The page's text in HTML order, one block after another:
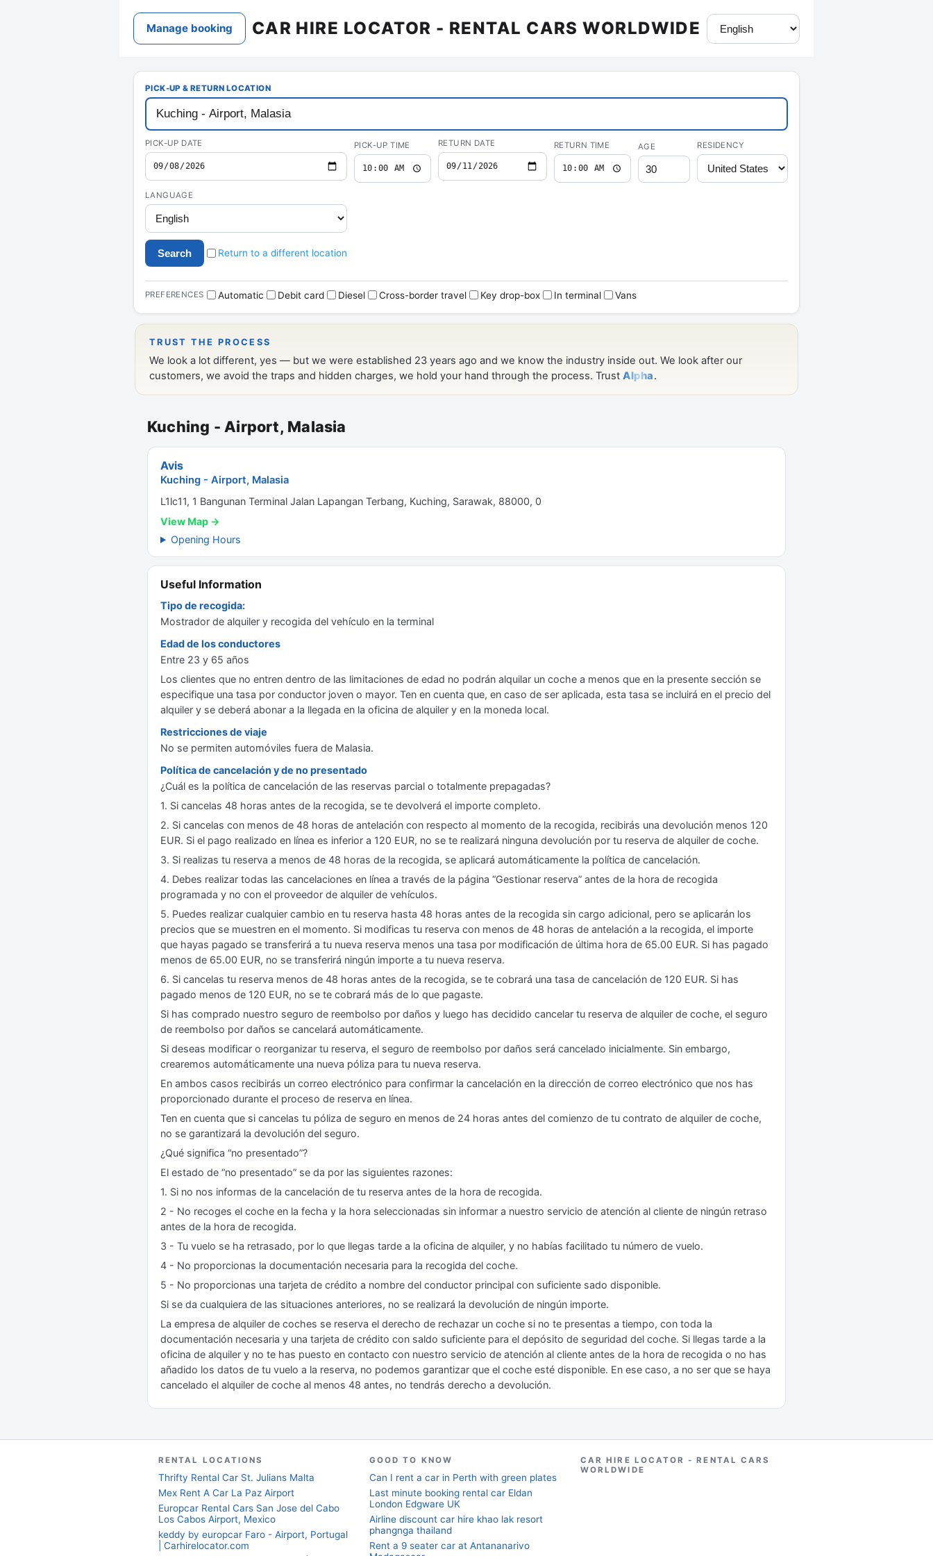
Kuching - Airport, Malasia
Avis
Kuching - Airport, Malasia
L1lc11, 1 Bangunan Terminal Jalan Lapangan Terbang, Kuching, Sarawak, 88000, 0
View Map →
Opening Hours
Useful Information
Tipo de recogida:
Mostrador de alquiler y recogida del vehículo en la terminal
Edad de los conductores
Entre 23 y 65 años
Los clientes que no entren dentro de las limitaciones de edad no podrán alquilar un coche a menos que en la presente sección se
especifique una tasa por conductor joven o mayor. Ten en cuenta que, en caso de ser aplicada, esta tasa se incluirá en el precio del
alquiler y se deberá abonar a la llegada en la oficina de alquiler y en la moneda local.
Restricciones de viaje
No se permiten automóviles fuera de Malasia.
Política de cancelación y de no presentado
¿Cuál es la política de cancelación de las reservas parcial o totalmente prepagadas?
1. Si cancelas 48 horas antes de la recogida, se te devolverá el importe completo.
2. Si cancelas con menos de 48 horas de antelación con respecto al momento de la recogida, recibirás una devolución menos 120
EUR. Si el pago realizado en línea es inferior a 120 EUR, no se te realizará ninguna devolución por tu reserva de alquiler de coche.
3. Si realizas tu reserva a menos de 48 horas de la recogida, se aplicará automáticamente la política de cancelación.
4. Debes realizar todas las cancelaciones en línea a través de la página “Gestionar reserva” antes de la hora de recogida
programada y no con el proveedor de alquiler de vehículos.
5. Puedes realizar cualquier cambio en tu reserva hasta 48 horas antes de la recogida sin cargo adicional, pero se aplicarán los
precios que se muestren en el momento. Si modificas tu reserva con menos de 48 horas de antelación a la recogida, el importe
que hayas pagado se transferirá a tu nueva reserva menos una tasa por modificación de última hora de 65.00 EUR. Si has pagado
menos de 65.00 EUR, no se transferirá ningún importe a tu nueva reserva.
6. Si cancelas tu reserva menos de 48 horas antes de la recogida, se te cobrará una tasa de cancelación de 120 EUR. Si has
pagado menos de 120 EUR, no se te cobrará más de lo que pagaste.
Si has comprado nuestro seguro de reembolso por daños y luego has decidido cancelar tu reserva de alquiler de coche, el seguro
de reembolso por daños se cancelará automáticamente.
Si deseas modificar o reorganizar tu reserva, el seguro de reembolso por daños será cancelado inicialmente. Sin embargo,
crearemos automáticamente una nueva póliza para tu nueva reserva.
En ambos casos recibirás un correo electrónico para confirmar la cancelación en la dirección de correo electrónico que nos has
proporcionado durante el proceso de reserva en línea.
Ten en cuenta que si cancelas tu póliza de seguro en menos de 24 horas antes del comienzo de tu contrato de alquiler de coche,
no se garantizará la devolución del seguro.
¿Qué significa “no presentado”?
El estado de “no presentado” se da por las siguientes razones:
1. Si no nos informas de la cancelación de tu reserva antes de la hora de recogida.
2 - No recoges el coche en la fecha y la hora seleccionadas sin informar a nuestro servicio de atención al cliente de ningún retraso
antes de la hora de recogida.
3 - Tu vuelo se ha retrasado, por lo que llegas tarde a la oficina de alquiler, y no habías facilitado tu número de vuelo.
4 - No proporcionas la documentación necesaria para la recogida del coche.
5 - No proporcionas una tarjeta de crédito a nombre del conductor principal con suficiente sado disponible.
Si se da cualquiera de las situaciones anteriores, no se realizará la devolución de ningún importe.
La empresa de alquiler de coches se reserva el derecho de rechazar un coche si no te presentas a tiempo, con toda la
documentación necesaria y una tarjeta de crédito con saldo suficiente para el depósito de seguridad del coche. Si llegas tarde a la
oficina de alquiler y no te has puesto en contacto con nuestro servicio de atención al cliente antes de la hora de recogida o no has
añadido los datos de tu vuelo a la reserva, no podemos garantizar que el coche esté disponible. En ese caso, a no ser que se haya
cancelado el alquiler de coche al menos 48 antes, no tendrás derecho a devolución.
RENTAL LOCATIONS
Thrifty Rental Car St. Julians Malta
Mex Rent A Car La Paz Airport
Europcar Rental Cars San Jose del Cabo
Los Cabos Airport, Mexico
keddy by europcar Faro - Airport, Portugal
| Carhirelocator.com
GOOD TO KNOW
Can I rent a car in Perth with green plates
Last minute booking rental car Eldan
London Edgware UK
Airline discount car hire khao lak resort
phangnga thailand
Rent a 9 seater car at Antananarivo
CAR HIRE LOCATOR - RENTAL CARS
WORLDWIDE